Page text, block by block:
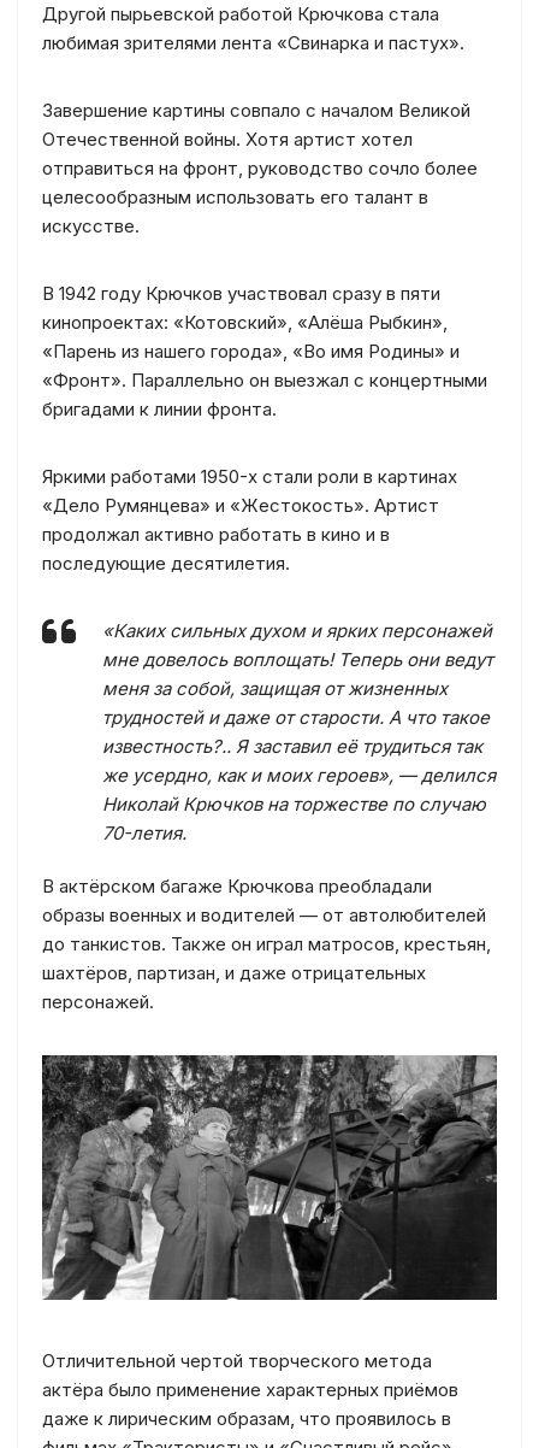
Другой пырьевской работой Крючкова стала
любимая зрителями лента «Свинарка и пастух».
Завершение картины совпало с началом Великой
Отечественной войны. Хотя артист хотел
отправиться на фронт, руководство сочло более
целесообразным использовать его талант в
искусстве.
В 1942 году Крючков участвовал сразу в пяти
кинопроектах: «Котовский», «Алёша Рыбкин»,
«Парень из нашего города», «Во имя Родины» и
«Фронт». Параллельно он выезжал с концертными
бригадами к линии фронта.
Яркими работами 1950-х стали роли в картинах
«Дело Румянцева» и «Жестокость». Артист
продолжал активно работать в кино и в
последующие десятилетия.
«Каких сильных духом и ярких персонажей
мне довелось воплощать! Теперь они ведут
меня за собой, защищая от жизненных
трудностей и даже от старости. А что такое
известность?.. Я заставил её трудиться так
же усердно, как и моих героев», — делился
Николай Крючков на торжестве по случаю
70-летия.
В актёрском багаже Крючкова преобладали
образы военных и водителей — от автолюбителей
до танкистов. Также он играл матросов, крестьян,
шахтёров, партизан, и даже отрицательных
персонажей.
Отличительной чертой творческого метода
актёра было применение характерных приёмов
даже к лирическим образам, что проявилось в